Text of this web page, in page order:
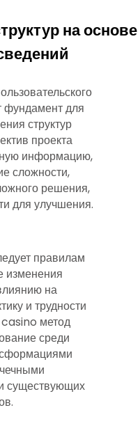
на основе
фундамент для
структур
проекта
информацию,
сложности,
решения,
для улучшения.
правилам
изменения
на
и трудности
метод
среди
существующих